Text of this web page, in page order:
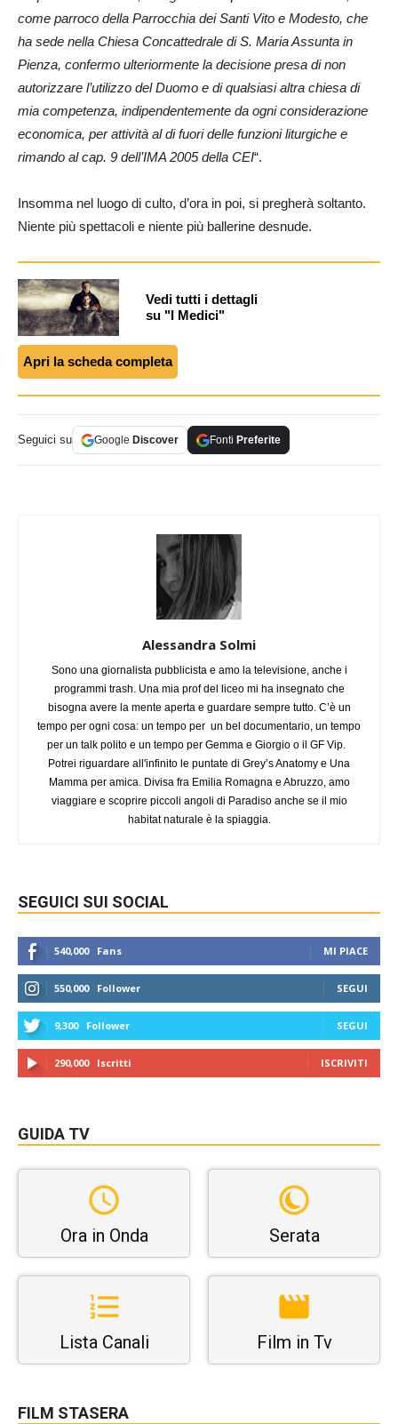
come parroco della Parrocchia dei Santi Vito e Modesto, che
ha sede nella Chiesa Concattedrale di S. Maria Assunta in
Pienza, confermo ulteriormente la decisione presa di non
autorizzare l’utilizzo del Duomo e di qualsiasi altra chiesa di
mia competenza, indipendentemente da ogni considerazione
economica, per attività al di fuori delle funzioni liturgiche e
rimando al cap. 9 dell’IMA 2005 della CEI“.
Insomma nel luogo di culto, d’ora in poi, si pregherà soltanto.
Niente più spettacoli e niente più ballerine desnude.
Vedi tutti i dettagli
su "I Medici"
Apri la scheda completa
Seguici su Google Discover Fonti Preferite
Alessandra Solmi
Sono una giornalista pubblicista e amo la televisione, anche i
programmi trash. Una mia prof del liceo mi ha insegnato che
bisogna avere la mente aperta e guardare sempre tutto. C’è un
tempo per ogni cosa: un tempo per un bel documentario, un tempo
per un talk polito e un tempo per Gemma e Giorgio o il GF Vip.
Potrei riguardare all'infinito le puntate di Grey’s Anatomy e Una
Mamma per amica. Divisa fra Emilia Romagna e Abruzzo, amo
viaggiare e scoprire piccoli angoli di Paradiso anche se il mio
habitat naturale è la spiaggia.
SEGUICI SUI SOCIAL
540,000 Fans MI PIACE
550,000 Follower SEGUI
9,300 Follower SEGUI
290,000 Iscritti ISCRIVITI
GUIDA TV
Ora in Onda Serata
Lista Canali Film in Tv
FILM STASERA